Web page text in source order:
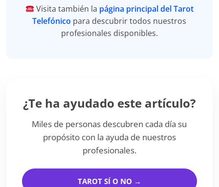
Visita también la página principal del Tarot
Telefónico para descubrir todos nuestros
profesionales disponibles.
¿Te ha ayudado este artículo?
Miles de personas descubren cada día su
propósito con la ayuda de nuestros
profesionales.
TAROT SÍ O NO →